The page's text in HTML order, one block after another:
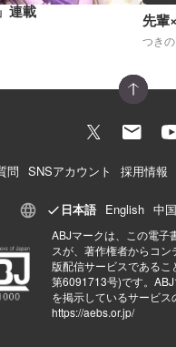
連載 先輩
つき
問 SNSアカウント 採用情報
日本語 English 中
ABJマークは、この電子
スが、著作権者からコ
版配信サービスである
第6091713号)です。
を掲示しているサービス
https://aebs.or.jp/